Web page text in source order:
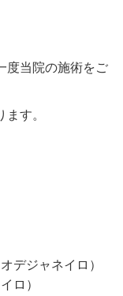
度当院の施術をご
す。
デジャネイロ）
ロ）